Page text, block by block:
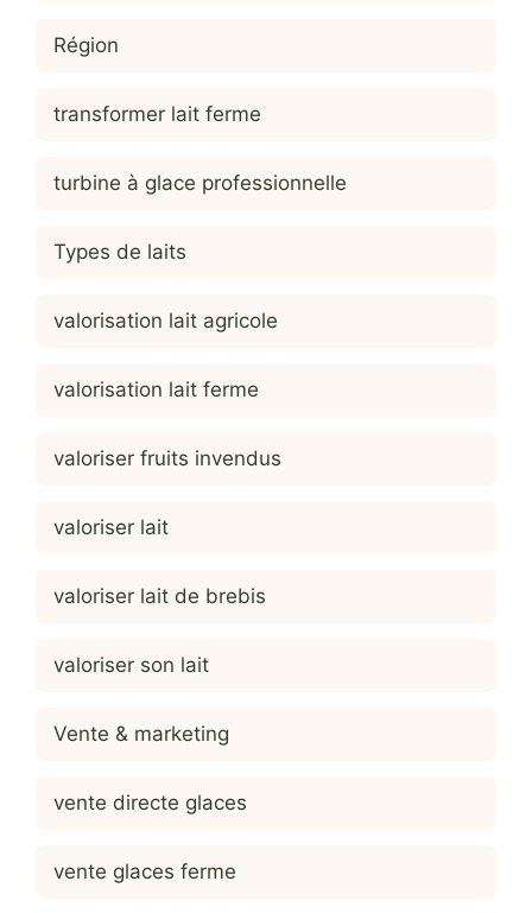
Région
transformer lait ferme
turbine à glace professionnelle
Types de laits
valorisation lait agricole
valorisation lait ferme
valoriser fruits invendus
valoriser lait
valoriser lait de brebis
valoriser son lait
Vente & marketing
vente directe glaces
vente glaces ferme